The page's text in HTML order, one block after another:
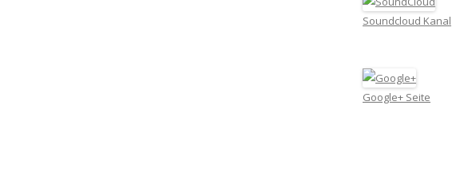
Soundcloud Kanal
Google+ Seite